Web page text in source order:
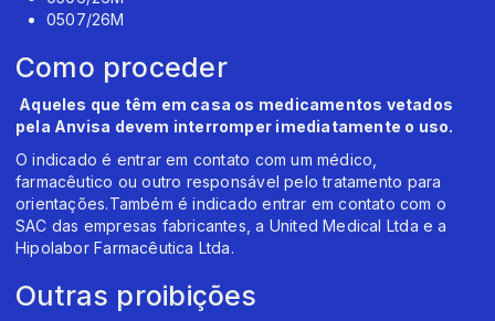
0507/26M
Como proceder
Aqueles que têm em casa os medicamentos vetados
pela Anvisa devem interromper imediatamente o uso.
O indicado é entrar em contato com um médico,
farmacêutico ou outro responsável pelo tratamento para
orientações.Também é indicado entrar em contato com o
SAC das empresas fabricantes, a United Medical Ltda e a
Hipolabor Farmacêutica Ltda.
Outras proibições